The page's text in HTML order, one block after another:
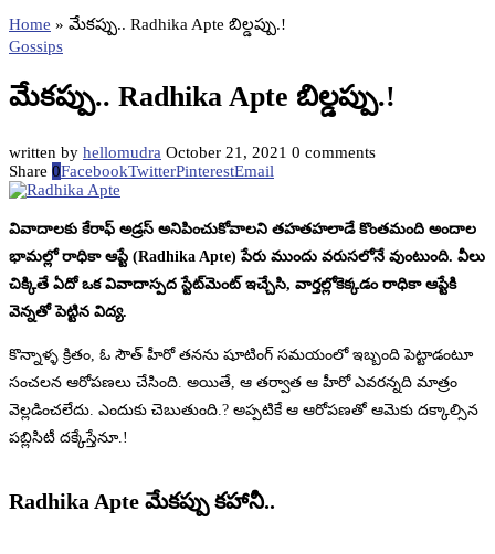
Home » మేకప్పు.. Radhika Apte బిల్డప్పు.!
Gossips
మేకప్పు.. Radhika Apte బిల్డప్పు.!
written by hellomudra October 21, 2021 0 comments
Share 0FacebookTwitterPinterestEmail
వివాదాలకు కేరాఫ్ అడ్రస్ అనిపించుకోవాలని తహతహలాడే కొంతమంది అందాల
భామల్లో రాధికా ఆప్టే (Radhika Apte) పేరు ముందు వరుసలోనే వుంటుంది. వీలు
చిక్కితే ఏదో ఒక వివాదాస్పద స్టేట్‌మెంట్ ఇచ్చేసి, వార్తల్లోకెక్కడం రాధికా ఆప్టేకి
వెన్నతో పెట్టిన విద్య.
కొన్నాళ్ళ క్రితం, ఓ సౌత్ హీరో తనను షూటింగ్ సమయంలో ఇబ్బంది పెట్టాడంటూ
సంచలన ఆరోపణలు చేసింది. అయితే, ఆ తర్వాత ఆ హీరో ఎవరన్నది మాత్రం
వెల్లడించలేదు. ఎందుకు చెబుతుంది.? అప్పటికే ఆ ఆరోపణతో ఆమెకు దక్కాల్సిన
పబ్లిసిటీ దక్కేస్తేనూ.!
Radhika Apte మేకప్పు కహానీ..